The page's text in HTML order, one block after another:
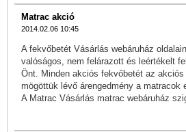
Matrac akció
2014.02.06 10:45
A fekvőbetét Vásárlás webáruház
valóságos, nem felárazott és leértékelt
Önt. Minden akciós fekvőbetét az
mögöttük lévő árengedmény a matracok
A Matrac Vásárlás matrac webáruház